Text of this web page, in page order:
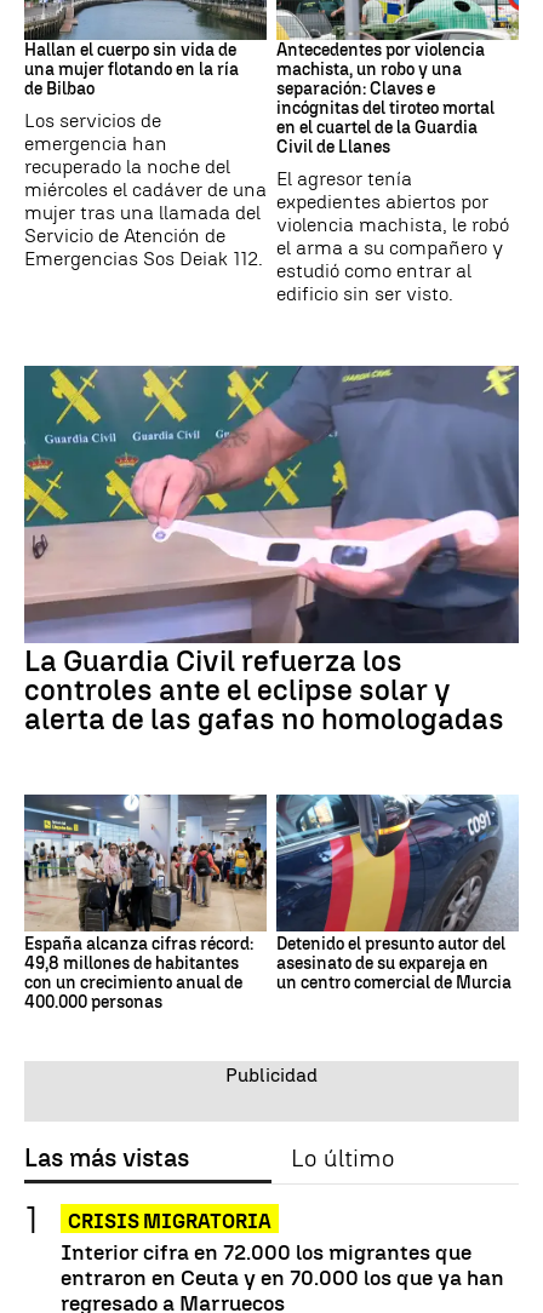
BILBAO
Hallan el cuerpo sin vida de
una mujer flotando en la ría
de Bilbao
Los servicios de
emergencia han
recuperado la noche del
miércoles el cadáver de una
mujer tras una llamada del
Servicio de Atención de
Emergencias Sos Deiak 112.
ASTURIAS
Antecedentes por violencia
machista, un robo y una
separación: Claves e
incógnitas del tiroteo mortal
en el cuartel de la Guardia
Civil de Llanes
El agresor tenía
expedientes abiertos por
violencia machista, le robó
el arma a su compañero y
estudió como entrar al
edificio sin ser visto.
La Guardia Civil refuerza los
controles ante el eclipse solar y
alerta de las gafas no homologadas
España alcanza cifras récord:
49,8 millones de habitantes
con un crecimiento anual de
400.000 personas
Detenido el presunto autor del
asesinato de su expareja en
un centro comercial de Murcia
Las más vistas Lo último
CRISIS MIGRATORIA
Interior cifra en 72.000 los migrantes que
entraron en Ceuta y en 70.000 los que ya han
regresado a Marruecos